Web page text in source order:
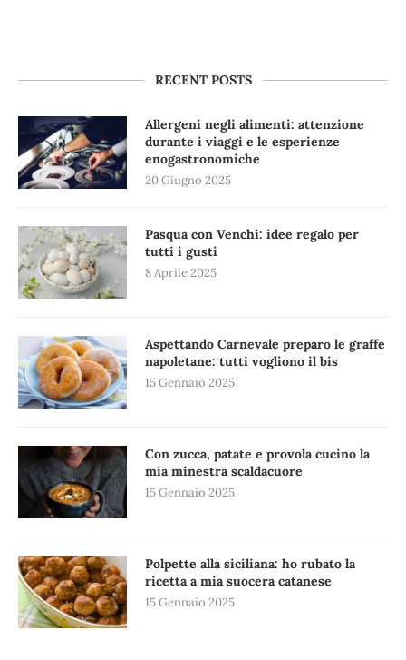
RECENT POSTS
Allergeni negli alimenti: attenzione
durante i viaggi e le esperienze
enogastronomiche
20 Giugno 2025
Pasqua con Venchi: idee regalo per
tutti i gusti
8 Aprile 2025
Aspettando Carnevale preparo le graffe
napoletane: tutti vogliono il bis
15 Gennaio 2025
Con zucca, patate e provola cucino la
mia minestra scaldacuore
15 Gennaio 2025
Polpette alla siciliana: ho rubato la
ricetta a mia suocera catanese
15 Gennaio 2025